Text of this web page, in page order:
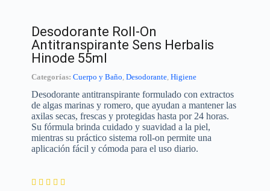
Desodorante Roll-On
Antitranspirante Sens Herbalis
Hinode 55ml
Categorías: Cuerpo y Baño, Desodorante, Higiene
Desodorante antitranspirante formulado con extractos
de algas marinas y romero, que ayudan a mantener las
axilas secas, frescas y protegidas hasta por 24 horas.
Su fórmula brinda cuidado y suavidad a la piel,
mientras su práctico sistema roll-on permite una
aplicación fácil y cómoda para el uso diario.
    